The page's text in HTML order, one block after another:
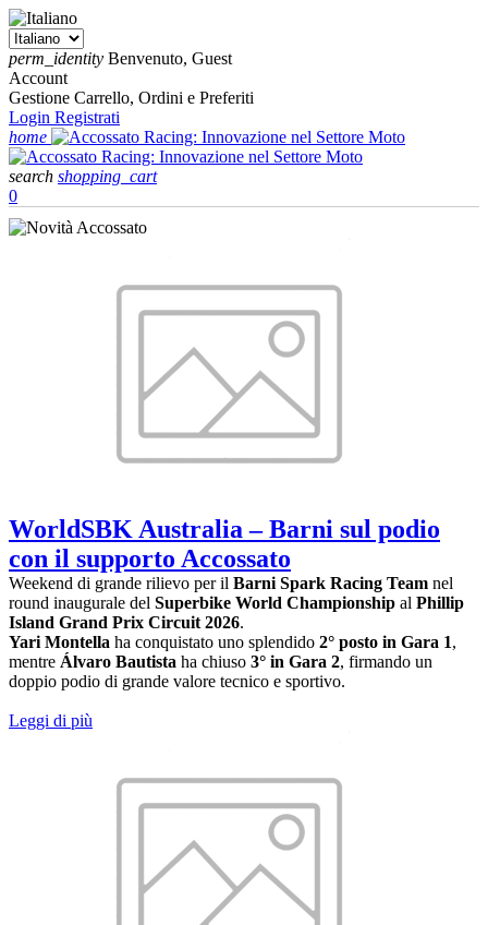
perm_identity Benvenuto, Guest
Account
Gestione Carrello, Ordini e Preferiti
Login Registrati
home
search shopping_cart
0
WorldSBK Australia – Barni sul podio
con il supporto Accossato
Weekend di grande rilievo per il Barni Spark Racing Team nel
round inaugurale del Superbike World Championship al Phillip
Island Grand Prix Circuit 2026.
Yari Montella ha conquistato uno splendido 2° posto in Gara 1,
mentre Álvaro Bautista ha chiuso 3° in Gara 2, firmando un
doppio podio di grande valore tecnico e sportivo.
Leggi di più